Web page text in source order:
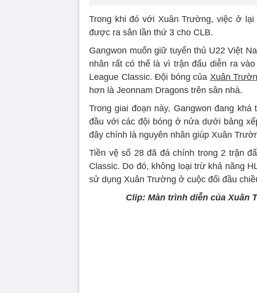
Trong khi đó với Xuân Trường, việc ở
được ra sân lần thứ 3 cho CLB.
Gangwon muốn giữ tuyển thủ U22 Việt
nhân rất có thể là vì trận đấu diễn ra
League Classic. Đội bóng của Xuân
hơn là Jeonnam Dragons trên sân nhà.
Trong giai đoạn này, Gangwon đang
đầu với các đội bóng ở nửa dưới bảng
đây chính là nguyên nhân giúp Xuân
Tiền vệ số 28 đã đá chính trong 2 trận
Classic. Do đó, không loại trừ khả năng
sử dụng Xuân Trường ở cuộc đối đầu
Clip: Màn trình diễn của Xuân